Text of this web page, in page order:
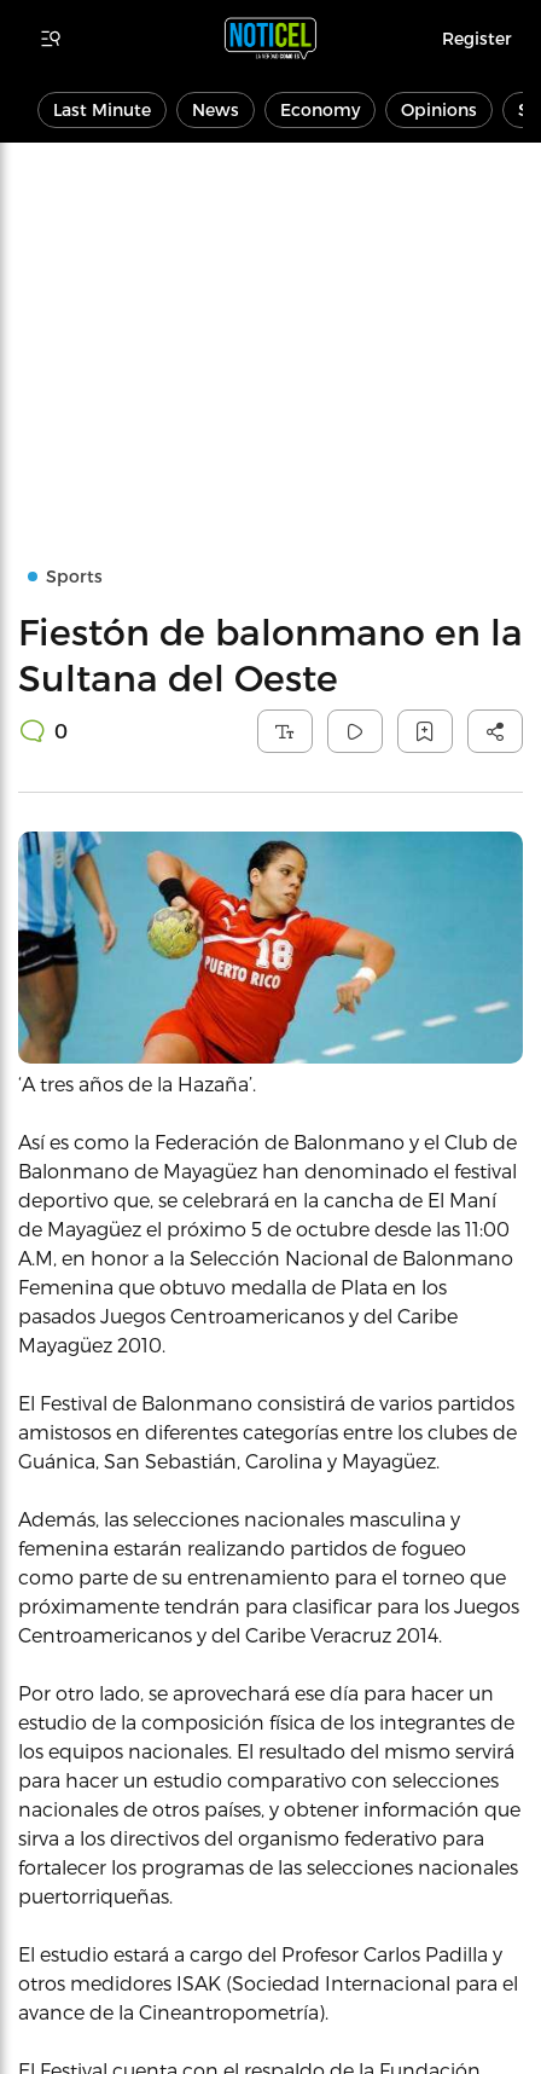
Register
Last Minute News Economy Opinions
Sports
Fiestón de balonmano en la
Sultana del Oeste
0
‘A tres años de la Hazaña’.
Así es como la Federación de Balonmano y el Club de
Balonmano de Mayagüez han denominado el festival
deportivo que, se celebrará en la cancha de El Maní
de Mayagüez el próximo 5 de octubre desde las 11:00
A.M, en honor a la Selección Nacional de Balonmano
Femenina que obtuvo medalla de Plata en los
pasados Juegos Centroamericanos y del Caribe
Mayagüez 2010.
El Festival de Balonmano consistirá de varios partidos
amistosos en diferentes categorías entre los clubes de
Guánica, San Sebastián, Carolina y Mayagüez.
Además, las selecciones nacionales masculina y
femenina estarán realizando partidos de fogueo
como parte de su entrenamiento para el torneo que
próximamente tendrán para clasificar para los Juegos
Centroamericanos y del Caribe Veracruz 2014.
Por otro lado, se aprovechará ese día para hacer un
estudio de la composición física de los integrantes de
los equipos nacionales. El resultado del mismo servirá
para hacer un estudio comparativo con selecciones
nacionales de otros países, y obtener información que
sirva a los directivos del organismo federativo para
fortalecer los programas de las selecciones nacionales
puertorriqueñas.
El estudio estará a cargo del Profesor Carlos Padilla y
otros medidores ISAK (Sociedad Internacional para el
avance de la Cineantropometría).